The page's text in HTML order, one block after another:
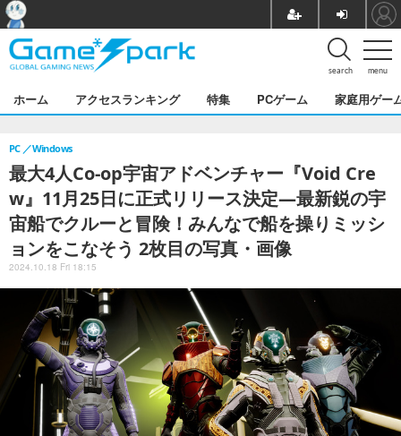
menu
search
ホーム アクセスランキング 特集 PCゲーム 家庭用ゲー
最大4人Co-op宇宙アドベンチャー『Void Cre
w』11月25日に正式リリース決定―最新鋭の宇
宙船でクルーと冒険！みんなで船を操りミッシ
ョンをこなそう 2枚目の写真・画像
PC Windows
2024.10.18 Fri 18:15